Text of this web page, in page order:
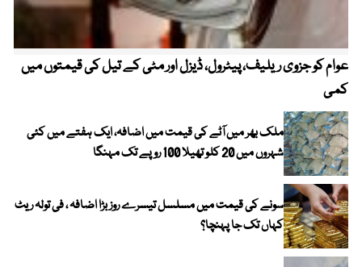
عوام کو جزوی ریلیف، پیٹرول، ڈیزل اور مٹی کے تیل کی قیمتوں میں
کمی
ملک بھر میں آٹے کی قیمت میں اضافہ، ایک ہفتے میں کئی
شہروں میں 20 کلو تھیلا 100 روپے تک مہنگا
سونے کی قیمت میں مسلسل تیسرے روز بڑا اضافہ ، فی تولہ ریٹ
کہاں تک جا پہنچا؟